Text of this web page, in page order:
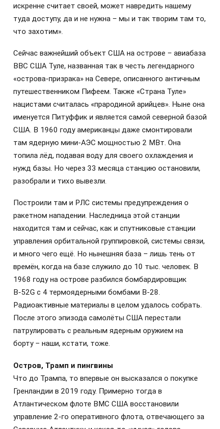
искренне считает своей, может навредить нашему
туда доступу, да и не нужна – мы и так творим там то,
что захотим».
Сейчас важнейший объект США на острове – авиабаза
ВВС США Туле, названная так в честь легендарного
«острова-призрака» на Севере, описанного античным
путешественником Пифеем. Также «Страна Туле»
нацистами считалась «прародиной арийцев». Ныне она
именуется Питуффик и является самой северной базой
США. В 1960 году американцы даже смонтировали
там ядерную мини-АЭС мощностью 2 МВт. Она
топила лёд, подавая воду для своего охлаждения и
нужд базы. Но через 33 месяца станцию остановили,
разобрали и тихо вывезли.
Построили там и РЛС системы предупреждения о
ракетном нападении. Наследница этой станции
находится там и сейчас, как и спутниковые станции
управления орбитальной группировкой, системы связи,
и много чего ещё. Но нынешняя база – лишь тень от
времён, когда на базе служило до 10 тыс. человек. В
1968 году на острове разбился бомбардировщик
В-52G с 4 термоядерными бомбами В-28.
Радиоактивные материалы в целом удалось собрать.
После этого эпизода самолёты США перестали
патрулировать с реальным ядерным оружием на
борту – наши, кстати, тоже.
Остров, Трамп и пингвины
Что до Трампа, то впервые он высказался о покупке
Гренландии в 2019 году. Примерно тогда в
Атлантическом флоте ВМС США восстановили
управление 2-го оперативного флота, отвечающего за